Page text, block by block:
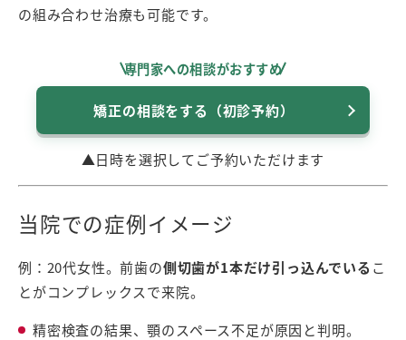
の組み合わせ治療も可能です。
専門家への相談がおすすめ
矯正の相談をする（初診予約）
▲日時を選択してご予約いただけます
当院での症例イメージ
例：20代女性。前歯の側切歯が1本だけ引っ込んでいる こ
とがコンプレックスで来院。
精密検査の結果、顎のスペース不足が原因と判明。